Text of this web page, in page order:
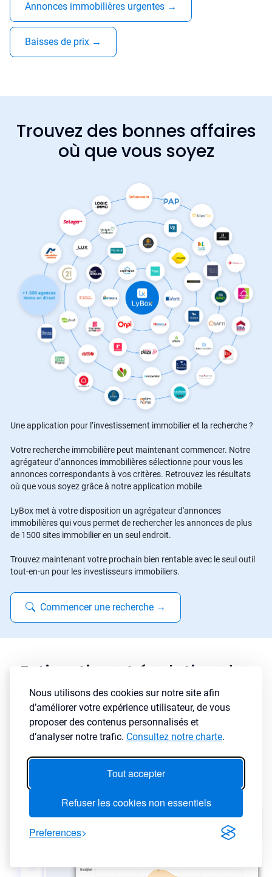
Nous utilisons des cookies sur notre site afin
d’améliorer votre expérience utilisateur, de vous
proposer des contenus personnalisés et
d’analyser notre trafic. Consultez notre charte.
Tout accepter
Refuser les cookies non essentiels
Preferences
Annonces immobilières urgentes →
Baisses de prix →
Trouvez des bonnes affaires
où que vous soyez
Une application pour l’investissement immobilier et la recherche ?
Votre recherche immobilière peut maintenant commencer. Notre
agrégateur d’annonces immobilières sélectionne pour vous les
annonces correspondants à vos critères. Retrouvez les résultats
où que vous soyez grâce à notre application mobile
LyBox met à votre disposition un agrégateur d'annonces
immobilières qui vous permet de rechercher les annonces de plus
de 1500 sites immobilier en un seul endroit.
Trouvez maintenant votre prochain bien rentable avec le seul outil
tout-en-un pour les investisseurs immobiliers.
Commencer une recherche →
Estimation et évolution des
prix immobiliers